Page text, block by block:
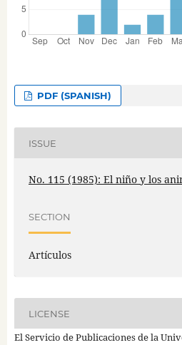
PDF (SPANISH)
ISSUE
No. 115 (1985): El niño y los
SECTION
Artículos
LICENSE
El Servicio de Publicaciones de la